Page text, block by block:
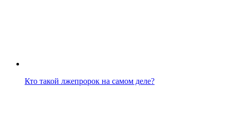
Кто такой лжепророк на самом деле?